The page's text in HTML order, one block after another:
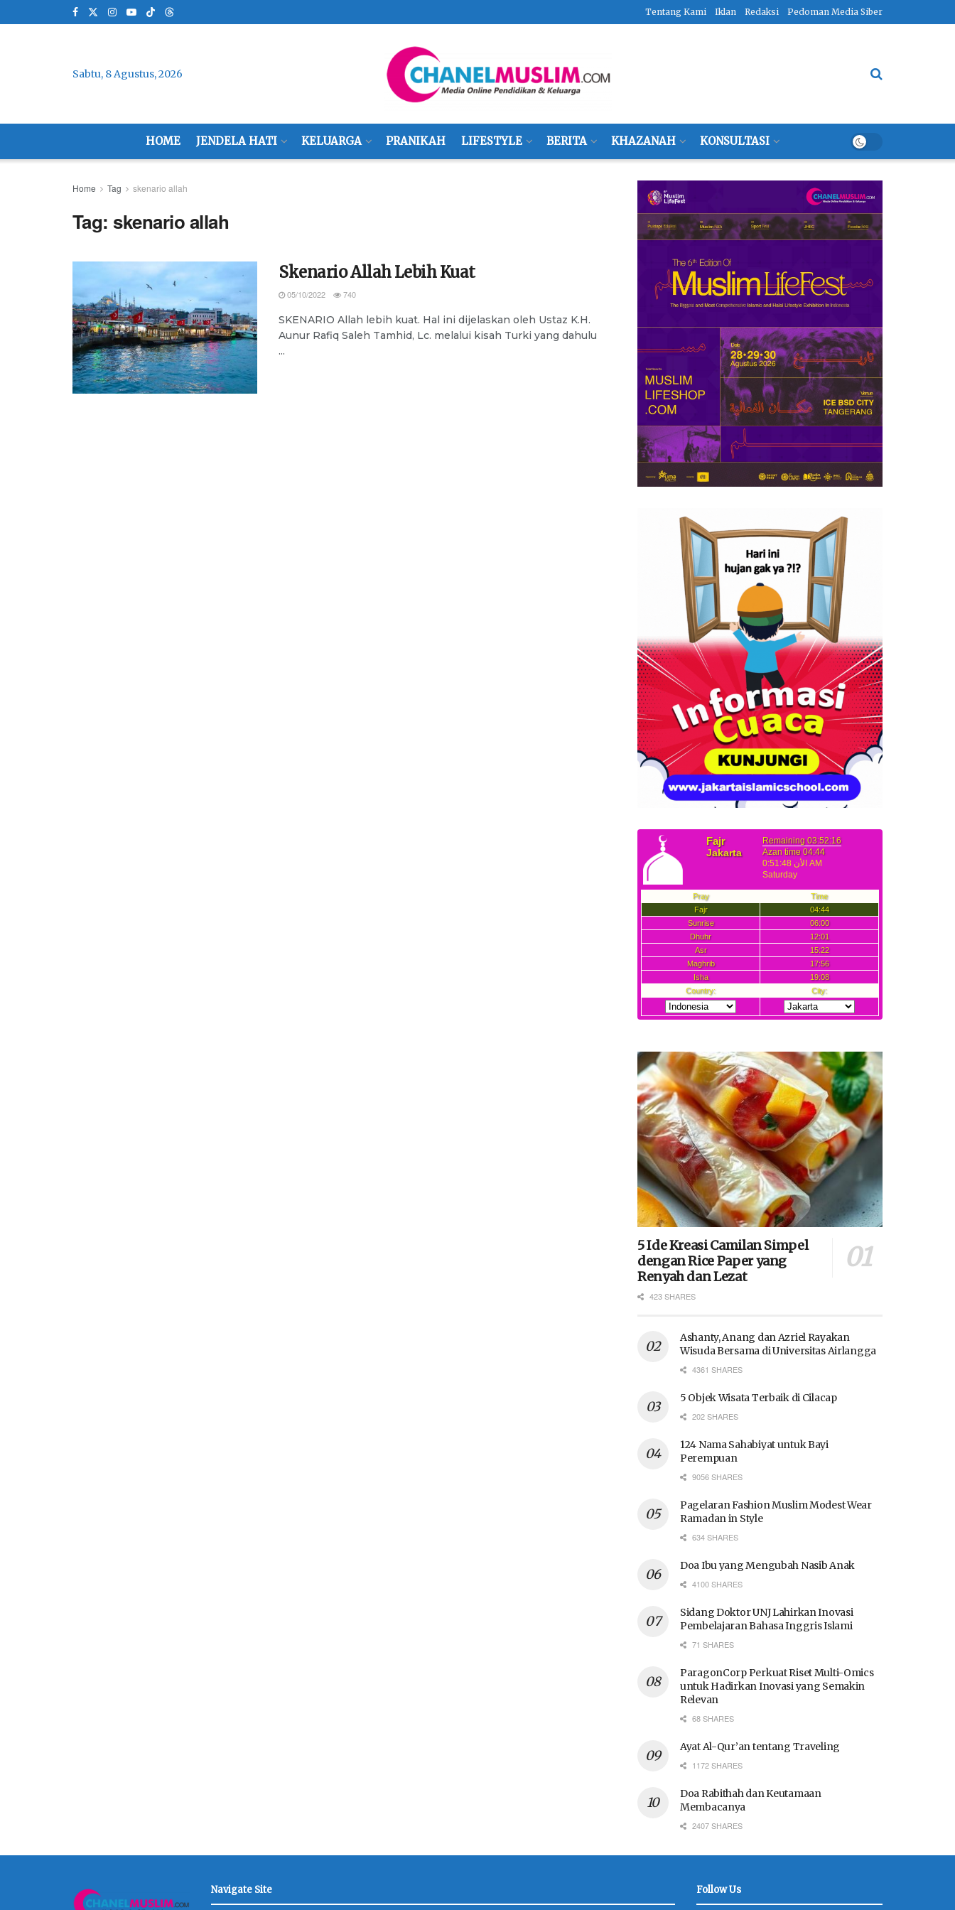
Tentang Kami Iklan Redaksi Pedoman Media Siber
Sabtu, 8 Agustus, 2026
HOME JENDELA HATI KELUARGA PRANIKAH LIFESTYLE BERITA KHAZANAH KONSULTASI
Home Tag skenario allah
Tag: skenario allah
Skenario Allah Lebih Kuat
05/10/2022 740
SKENARIO Allah lebih kuat. Hal ini dijelaskan oleh Ustaz K.H.
Aunur Rafiq Saleh Tamhid, Lc. melalui kisah Turki yang dahulu
...
5 Ide Kreasi Camilan Simpel
dengan Rice Paper yang
Renyah dan Lezat
423 SHARES
Ashanty, Anang dan Azriel Rayakan
Wisuda Bersama di Universitas Airlangga
4361 SHARES
5 Objek Wisata Terbaik di Cilacap
202 SHARES
124 Nama Sahabiyat untuk Bayi
Perempuan
9056 SHARES
Pagelaran Fashion Muslim Modest Wear
Ramadan in Style
634 SHARES
Doa Ibu yang Mengubah Nasib Anak
4100 SHARES
Sidang Doktor UNJ Lahirkan Inovasi
Pembelajaran Bahasa Inggris Islami
71 SHARES
ParagonCorp Perkuat Riset Multi-Omics
untuk Hadirkan Inovasi yang Semakin
Relevan
68 SHARES
Ayat Al-Qur’an tentang Traveling
1172 SHARES
Doa Rabithah dan Keutamaan
Membacanya
2407 SHARES
Navigate Site Follow Us